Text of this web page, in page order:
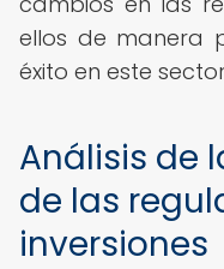
ellos de manera
éxito en este
Análisis de
de las
inversiones